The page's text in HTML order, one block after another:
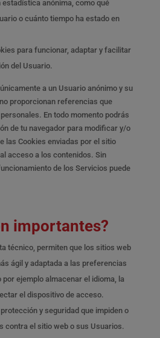
anónima, como qué
o cuánto tiempo ha estado en
para funcionar, adaptar y facilitar
del Usuario.
a un Usuario anónimo y su
proporcionan referencias que
En todo momento podrás
de tu navegador para modificar y/o
las Cookies enviadas por el sitio
acceso a los contenidos. Sin
de los Servicios puede
importantes?
técnico, permiten que los sitios web
ágil y adaptada a las preferencias
ejemplo almacenar el idioma, la
el dispositivo de acceso.
y seguridad que impiden o
contra el sitio web o sus Usuarios.